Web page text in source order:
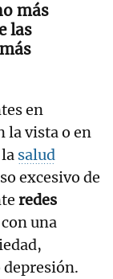
más
las
en
la vista o en
salud
excesivo de
redes
una